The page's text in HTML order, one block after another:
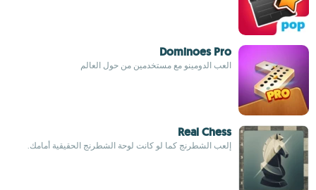
Dominoes Pro
العب الدومينو مع مستخدمين من حول العالم
Real Chess
إلعب الشطرنج كما لو كانت لوحة الشطرنج الحقيقية أمامك.